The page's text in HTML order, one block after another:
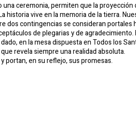
ceremonia, permiten que la
historia vive en la memoria de la tierra.
dos contingencias se consideran
de plegarias y de
en la mesa dispuesta en Todos los
revela siempre una realidad absoluta.
portan, en su reflejo, sus promesas.